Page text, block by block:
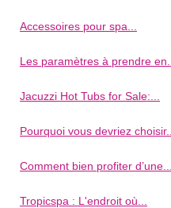
Accessoires pour spa...
Les paramètres à prendre en...
Jacuzzi Hot Tubs for Sale:...
Pourquoi vous devriez choisir...
Comment bien profiter d’une...
Tropicspa : L'endroit où...